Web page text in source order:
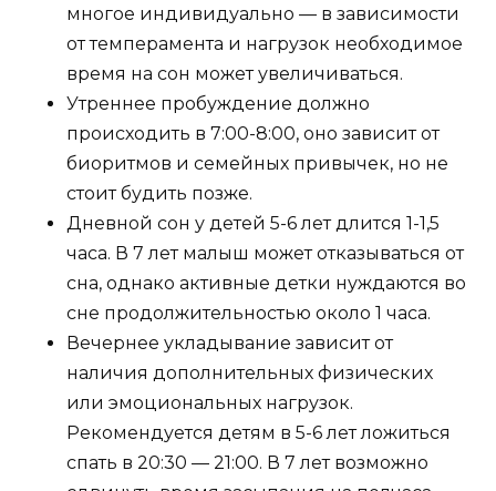
многое индивидуально — в зависимости
от темперамента и нагрузок необходимое
время на сон может увеличиваться.
Утреннее пробуждение должно
происходить в 7:00-8:00, оно зависит от
биоритмов и семейных привычек, но не
стоит будить позже.
Дневной сон у детей 5-6 лет длится 1-1,5
часа. В 7 лет малыш может отказываться от
сна, однако активные детки нуждаются во
сне продолжительностью около 1 часа.
Вечернее укладывание зависит от
наличия дополнительных физических
или эмоциональных нагрузок.
Рекомендуется детям в 5-6 лет ложиться
спать в 20:30 — 21:00. В 7 лет возможно